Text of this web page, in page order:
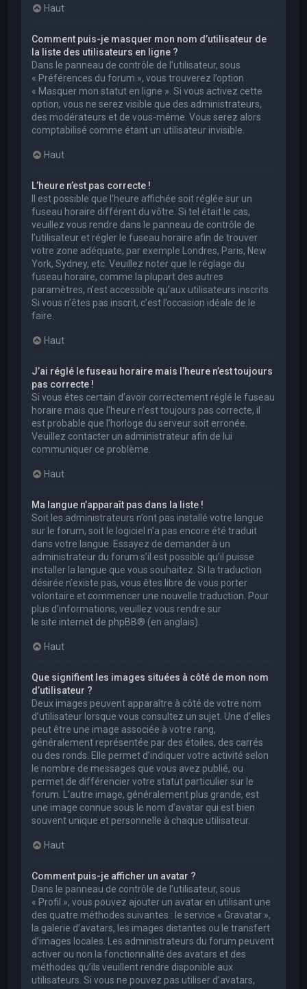
Haut
Comment puis-je masquer mon nom d’utilisateur de
la liste des utilisateurs en ligne ?
Dans le panneau de contrôle de l’utilisateur, sous
« Préférences du forum », vous trouverez l’option
« Masquer mon statut en ligne ». Si vous activez cette
option, vous ne serez visible que des administrateurs,
des modérateurs et de vous-même. Vous serez alors
comptabilisé comme étant un utilisateur invisible.
Haut
L’heure n’est pas correcte !
Il est possible que l’heure affichée soit réglée sur un
fuseau horaire différent du vôtre. Si tel était le cas,
veuillez vous rendre dans le panneau de contrôle de
l’utilisateur et régler le fuseau horaire afin de trouver
votre zone adéquate, par exemple Londres, Paris, New
York, Sydney, etc. Veuillez noter que le réglage du
fuseau horaire, comme la plupart des autres
paramètres, n’est accessible qu’aux utilisateurs inscrits.
Si vous n’êtes pas inscrit, c’est l’occasion idéale de le
faire.
Haut
J’ai réglé le fuseau horaire mais l’heure n’est toujours
pas correcte !
Si vous êtes certain d’avoir correctement réglé le fuseau
horaire mais que l’heure n’est toujours pas correcte, il
est probable que l’horloge du serveur soit erronée.
Veuillez contacter un administrateur afin de lui
communiquer ce problème.
Haut
Ma langue n’apparaît pas dans la liste !
Soit les administrateurs n’ont pas installé votre langue
sur le forum, soit le logiciel n’a pas encore été traduit
dans votre langue. Essayez de demander à un
administrateur du forum s’il est possible qu’il puisse
installer la langue que vous souhaitez. Si la traduction
désirée n’existe pas, vous êtes libre de vous porter
volontaire et commencer une nouvelle traduction. Pour
plus d’informations, veuillez vous rendre sur
le site internet de phpBB® (en anglais).
Haut
Que signifient les images situées à côté de mon nom
d’utilisateur ?
Deux images peuvent apparaître à côté de votre nom
d’utilisateur lorsque vous consultez un sujet. Une d’elles
peut être une image associée à votre rang,
généralement représentée par des étoiles, des carrés
ou des ronds. Elle permet d’indiquer votre activité selon
le nombre de messages que vous avez publié, ou
permet de différencier votre statut particulier sur le
forum. L’autre image, généralement plus grande, est
une image connue sous le nom d’avatar qui est bien
souvent unique et personnelle à chaque utilisateur.
Haut
Comment puis-je afficher un avatar ?
Dans le panneau de contrôle de l’utilisateur, sous
« Profil », vous pouvez ajouter un avatar en utilisant une
des quatre méthodes suivantes : le service « Gravatar »,
la galerie d’avatars, les images distantes ou le transfert
d’images locales. Les administrateurs du forum peuvent
activer ou non la fonctionnalité des avatars et des
méthodes qu’ils veuillent rendre disponible aux
utilisateurs. Si vous ne pouvez pas utiliser d’avatars,